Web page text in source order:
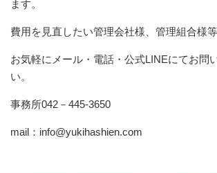
ます。
費用を見直したい管理会社様、管理組合様等
お気軽にメール・電話・公式LINEにてお問
い。
事務所042－445-3650
mail：info@yukihashien.com